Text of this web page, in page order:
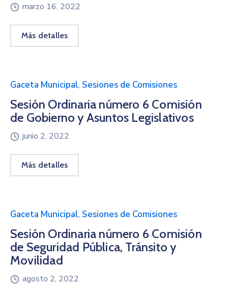
marzo 16, 2022
Más detalles
Gaceta Municipal, Sesiones de Comisiones
Sesión Ordinaria número 6 Comisión
de Gobierno y Asuntos Legislativos
junio 2, 2022
Más detalles
Gaceta Municipal, Sesiones de Comisiones
Sesión Ordinaria número 6 Comisión
de Seguridad Pública, Tránsito y
Movilidad
agosto 2, 2022